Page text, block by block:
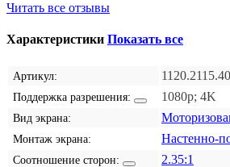
Читать все отзывы
Характеристики Показать все
Артикул:
Поддержка разрешения: 1080p; 4K
Вид экрана:
Монтаж экрана: Настенно-
Соотношение сторон: 2.35:1